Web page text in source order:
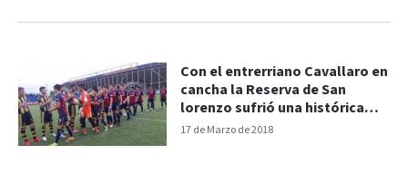
17 de Marzo de 2018
Con el entrerriano Cavallaro en
cancha la Reserva de San
lorenzo sufrió una histórica
goleada